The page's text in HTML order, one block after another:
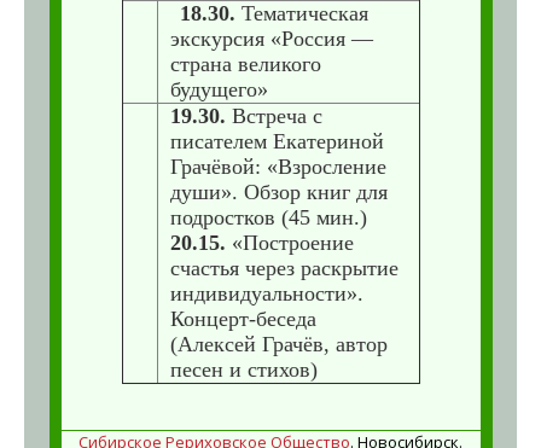
18.30. Тематическая
экскурсия «Россия —
страна великого
будущего»
19.30. Встреча с
писателем Екатериной
Грачёвой: «Взросление
души». Обзор книг для
подростков (45 мин.)
20.15. «Построение
счастья через раскрытие
индивидуальности».
Концерт-беседа
(Алексей Грачёв, автор
песен и стихов)
Сибирское Рериховское Общество. Новосибирск.